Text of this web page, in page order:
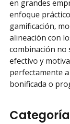
en grandes
enfoque
gamificación,
alineación con
combinación no
efectivo y
perfectamente
bonificada o